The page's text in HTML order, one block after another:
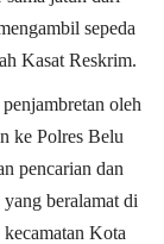
sepeda
Kasat Reskrim.
oleh
ke Polres Belu
pencarian dan
beralamat di
Kota